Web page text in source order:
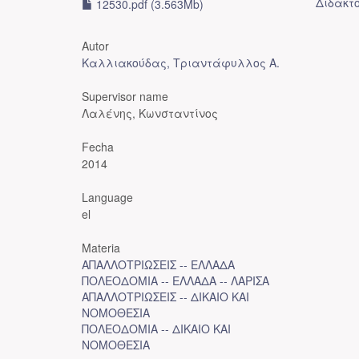
12530.pdf (3.563Mb)
Autor
Καλλιακούδας, Τριαντάφυλλος Α.
Supervisor name
Λαλένης, Κωνσταντίνος
Fecha
2014
Language
el
Materia
ΑΠΑΛΛΟΤΡΙΩΣΕΙΣ -- ΕΛΛΑΔΑ
ΠΟΛΕΟΔΟΜΙΑ -- ΕΛΛΑΔΑ -- ΛΑΡΙΣΑ
ΑΠΑΛΛΟΤΡΙΩΣΕΙΣ -- ΔΙΚΑΙΟ ΚΑΙ
ΝΟΜΟΘΕΣΙΑ
ΠΟΛΕΟΔΟΜΙΑ -- ΔΙΚΑΙΟ ΚΑΙ
ΝΟΜΟΘΕΣΙΑ